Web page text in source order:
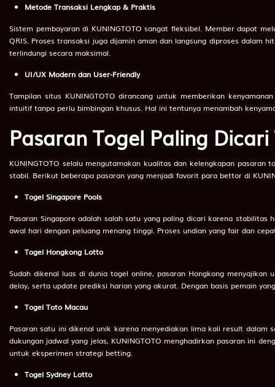
55
Ambil Daun
56
Anak Kambing Menyusu
57
Anak Kunci
58
Anak Naik Sepeda
59
Angkat Barang
61
Wat Siam
62
Wanita Pulang
63
64
Tusuk Gigi
65
Tupai
66
Anjing
67
Anjing
68
Tuli
69
Anjing Berkelahi
70
Tukar Cincin
71
Anjing Menggigit
Metode Transaksi Lengkap & Praktis
Sistem pembayaran di KUNINGTOTO sangat fleksibel. Member dapat
QRIS. Proses transaksi juga dijamin aman dan langsung diproses dalam
terlindungi secara maksimal.
UI/UX Modern dan User-Friendly
Tampilan situs KUNINGTOTO dirancang untuk memberikan
intuitif tanpa perlu bimbingan khusus. Hal ini tentunya menambah
Pasaran Togel Paling
KUNINGTOTO selalu mengutamakan kualitas dan kelengkapan
stabil. Berikut beberapa pasaran yang menjadi favorit para bettor di
Togel Singapore Pools
Pasaran Singapore adalah salah satu yang paling dicari karena
awal hari dengan peluang menang tinggi. Proses undian yang fair dan
Togel Hongkong Lotto
Sudah dikenal luas di dunia togel online, pasaran Hongkong
delay, serta update prediksi harian yang akurat. Dengan basis pemain
Togel Toto Macau
Pasaran satu ini dikenal unik karena menyediakan lima kali result dalam
dukungan jadwal yang jelas, KUNINGTOTO menghadirkan pasaran ini
untuk eksperimen strategi betting.
Togel Sydney Lotto